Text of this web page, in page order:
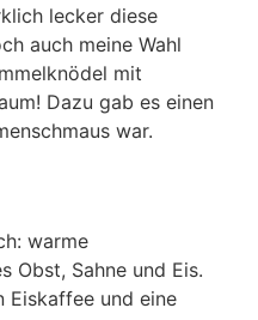
lecker diese
auch meine Wahl
mit
Dazu gab es einen
war.
warme
Obst, Sahne und Eis.
Eiskaffee und eine